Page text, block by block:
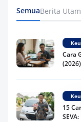
SemuaBerita
Cara
15